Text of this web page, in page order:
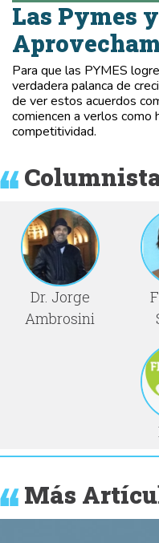
Las Pymes
Para que las PYMES
verdadera palanca de
de ver estos acuerdos
comiencen a verlos
competitividad.
Dr. Jorge
Ambrosini
Más